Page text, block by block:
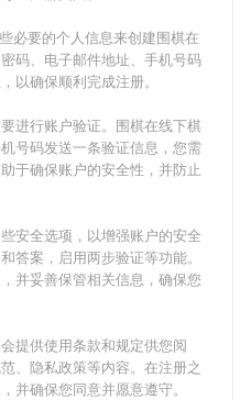
必要的个人信息来创建围棋在
码、电子邮件地址、手机号码
以确保顺利完成注册。
进行账户验证。 围棋在线下棋
号码发送一条验证信息，您需
于确保账户的安全性，并防止
安全选项，以增强账户的安全
答案，启用两步验证等功能。
并妥善保管相关信息，确保您
会提供使用条款和规定供您阅
、隐私政策等内容。在注册之
并确保您同意并愿意遵守。